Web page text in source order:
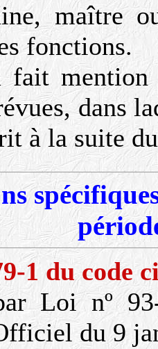
maître
fonctions.
mention
dans
à la suite
1 du code
Loi nº
du 9